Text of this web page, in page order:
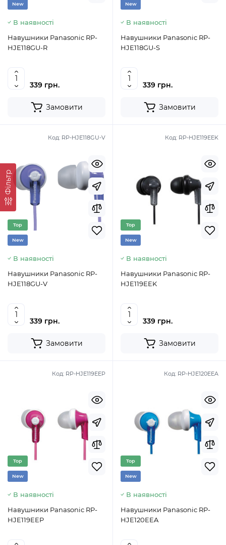
Фільтр
New
В наявності
Навушники Panasonic RP-
HJE118GU-R
339 грн.
Замовити
New
В наявності
Навушники Panasonic RP-
HJE118GU-S
339 грн.
Замовити
Код: RP-HJE118GU-V
Top
New
В наявності
Навушники Panasonic RP-
HJE118GU-V
339 грн.
Замовити
Код: RP-HJE119EEK
Top
New
В наявності
Навушники Panasonic RP-
HJE119EEK
339 грн.
Замовити
Код: RP-HJE119EEP
Top
New
В наявності
Навушники Panasonic RP-
HJE119EEP
Код: RP-HJE120EEA
Top
New
В наявності
Навушники Panasonic RP-
HJE120EEA